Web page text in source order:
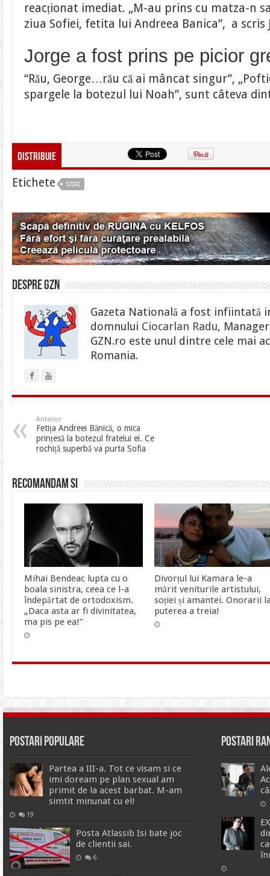
reacționat imediat. „M-au prins cu matza-n
ziua Sofiei, fetita lui Andreea Banica”, a scris
Jorge a fost prins pe picior
“Rău, George…rău că ai mâncat singur”,
spargele la botezul lui Noah”, sunt câteva
Distribuie
Etichete STIRI
Despre gzn
Gazeta Natională a fost infiintată
domnului Ciocarlan Radu,
GZN.ro este unul dintre cele mai
Romania.
Anterior
Fetița Andreei Bănică, o mica
prințesă la botezul fratelui ei. Ce
rochiță superbă va purta Sofia
Recomandam si
Mihai Bendeac lupta cu o
boala sinistra, ceea ce l-a
îndepărtat de ortodoxism.
„Daca asta ar fi divinitatea,
ma pis pe ea!”
Divorțul lui Kamara le-a
mărit veniturile artistului,
soției și amantei. Onorarii
puterea a treia!
Postari Populare
Partea a III-a. Tot ce visam si ce
imi doream pe plan sexual am
primit de la acest barbat. M-am
simtit minunat cu el!
19
Posta Atlassib Isi bate joc
de clientii sai.
6
Postari